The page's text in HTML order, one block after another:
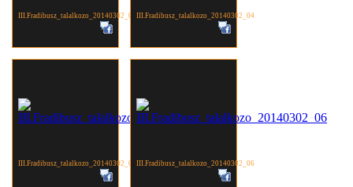
III.Fradibusz_talalkozo_20140302_03 III.Fradibusz_talalkozo_20140302_04
III.Fradibusz_talalkozo_20140302_05 III.Fradibusz_talalkozo_20140302_06